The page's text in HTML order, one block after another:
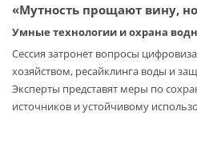
«Мутность прощают вину,
Умные технологии и охрана
Сессия затронет вопросы
хозяйством, ресайклинга воды и
Эксперты представят меры по
источников и устойчивому